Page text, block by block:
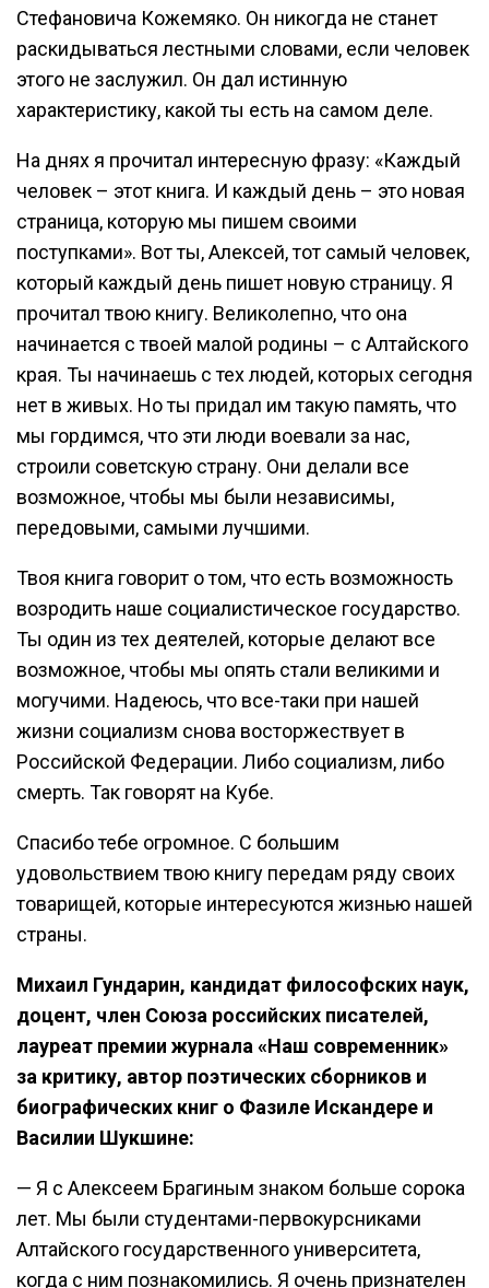
Стефановича Кожемяко. Он никогда не станет
раскидываться лестными словами, если человек
этого не заслужил. Он дал истинную
характеристику, какой ты есть на самом деле.
На днях я прочитал интересную фразу: «Каждый
человек – этот книга. И каждый день – это новая
страница, которую мы пишем своими
поступками». Вот ты, Алексей, тот самый человек,
который каждый день пишет новую страницу. Я
прочитал твою книгу. Великолепно, что она
начинается с твоей малой родины – с Алтайского
края. Ты начинаешь с тех людей, которых сегодня
нет в живых. Но ты придал им такую память, что
мы гордимся, что эти люди воевали за нас,
строили советскую страну. Они делали все
возможное, чтобы мы были независимы,
передовыми, самыми лучшими.
Твоя книга говорит о том, что есть возможность
возродить наше социалистическое государство.
Ты один из тех деятелей, которые делают все
возможное, чтобы мы опять стали великими и
могучими. Надеюсь, что все-таки при нашей
жизни социализм снова восторжествует в
Российской Федерации. Либо социализм, либо
смерть. Так говорят на Кубе.
Спасибо тебе огромное. С большим
удовольствием твою книгу передам ряду своих
товарищей, которые интересуются жизнью нашей
страны.
Михаил Гундарин, кандидат философских наук,
доцент, член Союза российских писателей,
лауреат премии журнала «Наш современник»
за критику, автор поэтических сборников и
биографических книг о Фазиле Искандере и
Василии Шукшине:
— Я с Алексеем Брагиным знаком больше сорока
лет. Мы были студентами-первокурсниками
Алтайского государственного университета,
когда с ним познакомились. Я очень признателен